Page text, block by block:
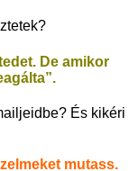
De amikor
És kikéri
mutass.